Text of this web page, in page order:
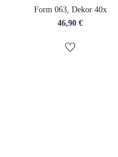
Form 063, Dekor 40x
46,90€